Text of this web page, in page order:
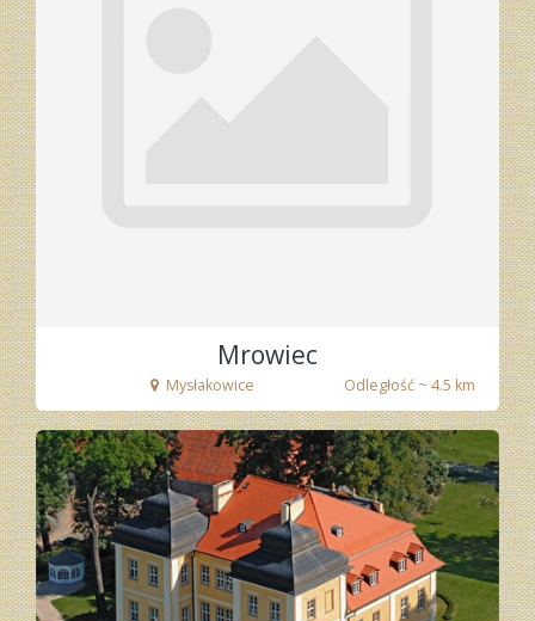
Mrowiec
Mysłakowice Odległość ~ 4.5 km